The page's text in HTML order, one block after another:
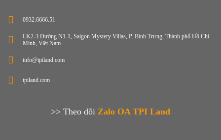
0932.6666.51
LK2-3 Đường N1-1, Saigon Mystery Villas, P. Bình Trưng, Thành phố Hồ Chí
Minh, Việt Nam
info@tpiland.com
tpiland.com
>> Theo dõi Zalo OA TPI Land